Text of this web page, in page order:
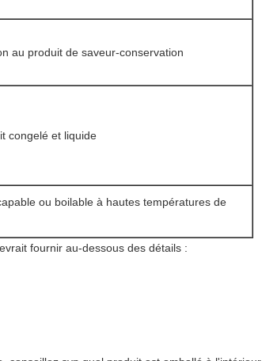
au produit de saveur-conservation
congelé et liquide
ou boilable à hautes températures de
fournir au-dessous des détails :